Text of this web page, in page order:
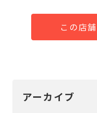
この店
アーカイブ